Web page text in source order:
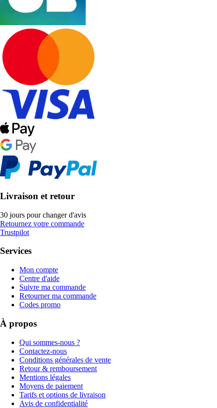
Livraison et retour
30 jours pour changer d'avis
Retournez votre commande
Trustpilot
Services
Mon compte
Centre d'aide
Suivre ma commande
Retourner ma commande
Codes promo
À propos
Qui sommes-nous ?
Contactez-nous
Conditions générales de vente
Retour & remboursement
Mentions légales
Moyens de paiement
Tarifs et options de livraison
Avis de confidentialité